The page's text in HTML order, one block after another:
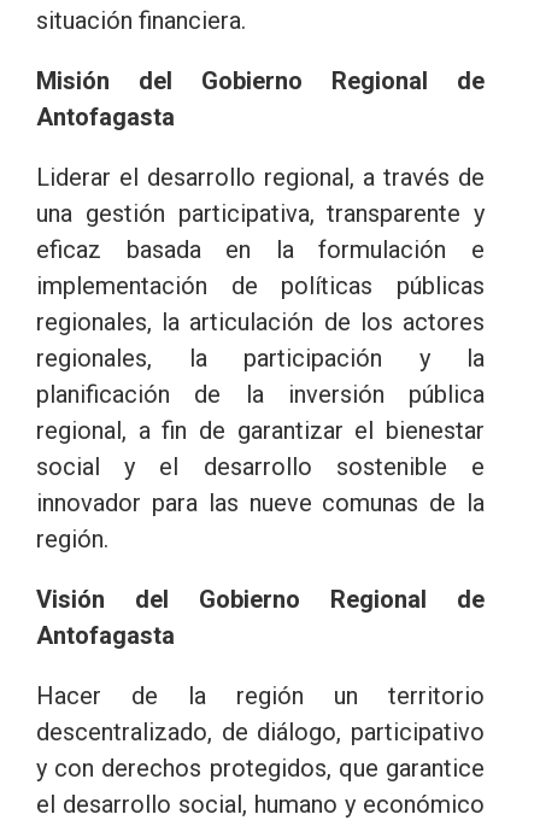
situación financiera.
Misión del Gobierno Regional de
Antofagasta
Liderar el desarrollo regional, a través de
una gestión participativa, transparente y
eficaz basada en la formulación e
implementación de políticas públicas
regionales, la articulación de los actores
regionales, la participación y la
planificación de la inversión pública
regional, a fin de garantizar el bienestar
social y el desarrollo sostenible e
innovador para las nueve comunas de la
región.
Visión del Gobierno Regional de
Antofagasta
Hacer de la región un territorio
descentralizado, de diálogo, participativo
y con derechos protegidos, que garantice
el desarrollo social, humano y económico